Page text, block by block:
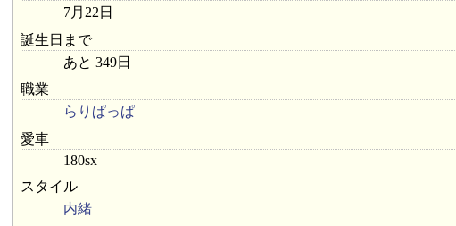
7月22日
誕生日まで
あと 349日
職業
らりぱっぱ
愛車
180sx
スタイル
内緒